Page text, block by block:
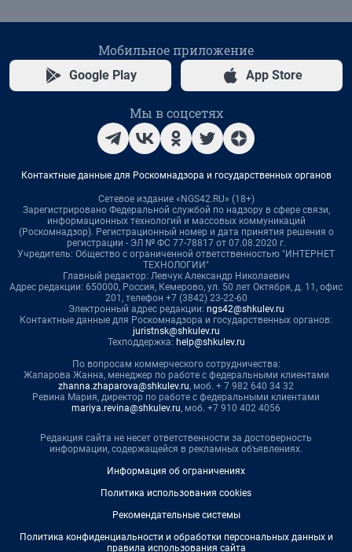
Мобильное приложение
Google Play App Store
Мы в соцсетях
Контактные данные для Роскомнадзора и государственных органов
Сетевое издание «NGS42.RU» (18+)
Зарегистрировано Федеральной службой по надзору в сфере связи,
информационных технологий и массовых коммуникаций
(Роскомнадзор). Регистрационный номер и дата принятия решения о
регистрации - ЭЛ № ФС 77-78817 от 07.08.2020 г.
Учредитель: Общество с ограниченной ответственностью "ИНТЕРНЕТ
ТЕХНОЛОГИИ"
Главный редактор: Левчук Александр Николаевич
Адрес редакции: 650000, Россия, Кемерово, ул. 50 лет Октября, д. 11, офис
201, телефон +7 (3842) 23-22-60
Электронный адрес редакции: ngs42@shkulev.ru
Контактные данные для Роскомнадзора и государственных органов:
juristnsk@shkulev.ru
Техподдержка: help@shkulev.ru
По вопросам коммерческого сотрудничества:
Жапарова Жанна, менеджер по работе с федеральными клиентами
zhanna.zhaparova@shkulev.ru, моб. + 7 982 640 34 32
Ревина Мария, директор по работе с федеральными клиентами
mariya.revina@shkulev.ru, моб. +7 910 402 4056
Редакция сайта не несет ответственности за достоверность
информации, содержащейся в рекламных объявлениях.
Информация об ограничениях
Политика использования cookies
Рекомендательные системы
Политика конфиденциальности и обработки персональных данных и
правила использования сайта